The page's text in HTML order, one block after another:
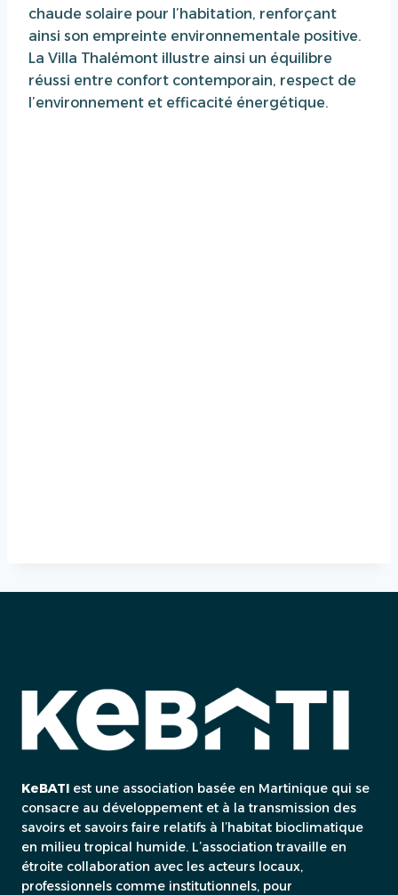
chaude solaire pour l’habitation, renforçant
ainsi son empreinte environnementale positive.
La Villa Thalémont illustre ainsi un équilibre
réussi entre confort contemporain, respect de
l’environnement et efficacité énergétique.
KeBATI est une association basée en Martinique qui se
consacre au développement et à la transmission des
savoirs et savoirs faire relatifs à l’habitat bioclimatique
en milieu tropical humide. L’association travaille en
étroite collaboration avec les acteurs locaux,
professionnels comme institutionnels, pour